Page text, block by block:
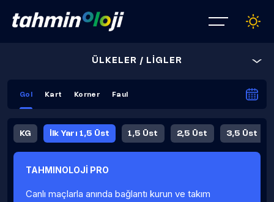
ÜLKELER / LİGLER
Gol Kart Korner Faul
KG İlk Yarı 1,5 Üst 1,5 Üst 2,5 Üst 3,5 Üst
Fauller Ortalama
TAHMINOLOJİ PRO
Canlı maçlarla anında bağlantı kurun ve takım